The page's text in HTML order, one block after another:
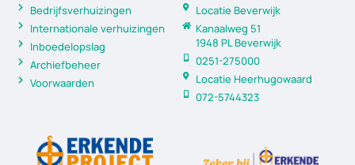
Locatie Beverwijk
Kanaalweg 51
1948 PL Beverwijk
0251-275000
Locatie Heerhugowaard
072-5744323
Bedrijfsverhuizingen
Internationale verhuizingen
Inboedelopslag
Archiefbeheer
Voorwaarden